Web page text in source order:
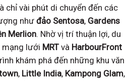
chỉ vài phút di chuyển đến các
như đảo Sentosa, Gardens
Merlion. Nhờ vị trí thuận lợi, du
mạng lưới MRT và HarbourFront
khám phá đến những khu văn
, Little India, Kampong Glam,